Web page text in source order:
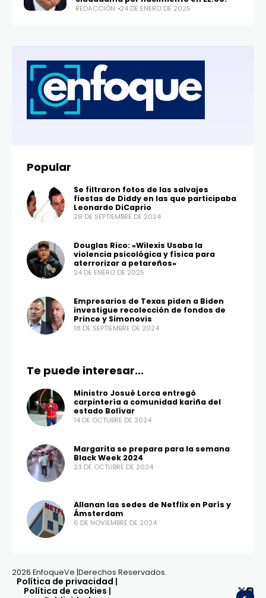
REDACCIÓN 24 DE ENERO DE 2025
Popular
Se filtraron fotos de las salvajes
fiestas de Diddy en las que participaba
Leonardo DiCaprio
28 DE SEPTIEMBRE DE 2024
Douglas Rico: «Wilexis Usaba la
violencia psicológica y física para
aterrorizar a petareños»
24 DE ENERO DE 2025
Empresarios de Texas piden a Biden
investigue recolección de fondos de
Prince y Simonovis
18 DE SEPTIEMBRE DE 2024
Te puede interesar...
Ministro Josué Lorca entregó
carpintería a comunidad kariña del
estado Bolívar
14 DE OCTUBRE DE 2024
Margarita se prepara para la semana
Black Week 2024
23 DE OCTUBRE DE 2024
Allanan las sedes de Netflix en París y
Ámsterdam
6 DE NOVIEMBRE DE 2024
2026 EnfoqueVe |Derechos Reservados.
Política de privacidad |
Política de cookies |